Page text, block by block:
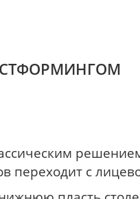
переходит с